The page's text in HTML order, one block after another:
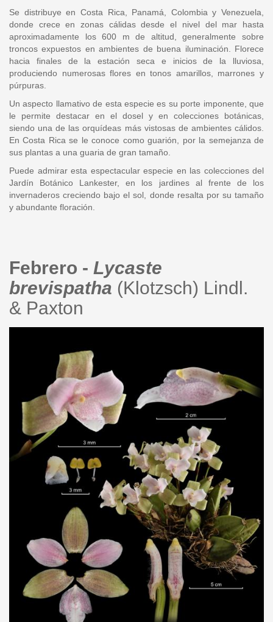
Se distribuye en Costa Rica, Panamá, Colombia y Venezuela,
donde crece en zonas cálidas desde el nivel del mar hasta
aproximadamente los 600 m de altitud, generalmente sobre
troncos expuestos en ambientes de buena iluminación. Florece
hacia finales de la estación seca e inicios de la lluviosa,
produciendo numerosas flores en tonos amarillos, marrones y
púrpuras.
Un aspecto llamativo de esta especie es su porte imponente, que
le permite destacar en el dosel y en colecciones botánicas,
siendo una de las orquídeas más vistosas de ambientes cálidos.
En Costa Rica se le conoce como guarión, por la semejanza de
sus plantas a una guaria de gran tamaño.
Puede admirar esta espectacular especie en las colecciones del
Jardín Botánico Lankester, en los jardines al frente de los
invernaderos creciendo bajo el sol, donde resalta por su tamaño
y abundante floración.
Febrero - Lycaste
brevispatha (Klotzsch) Lindl.
& Paxton